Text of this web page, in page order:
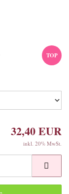
TOP
32,40 EUR
inkl. 20% MwSt.